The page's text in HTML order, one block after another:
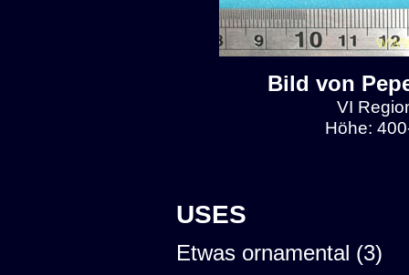
Bild von
VI
Höhe:
USES
Etwas ornamental (3)